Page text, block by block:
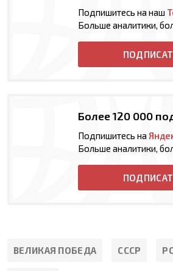
Подпишитесь на наш
Больше аналитики,
Более 120 000
Подпишитесь на
Больше аналитики,
ВЕЛИКАЯ ПОБЕДА СССР